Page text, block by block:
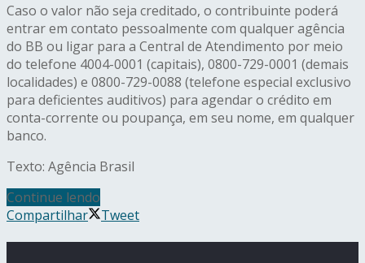
Caso o valor não seja creditado, o contribuinte poderá
entrar em contato pessoalmente com qualquer agência
do BB ou ligar para a Central de Atendimento por meio
do telefone 4004-0001 (capitais), 0800-729-0001 (demais
localidades) e 0800-729-0088 (telefone especial exclusivo
para deficientes auditivos) para agendar o crédito em
conta-corrente ou poupança, em seu nome, em qualquer
banco.
Texto: Agência Brasil
Continue lendo
Compartilhar
Tweet